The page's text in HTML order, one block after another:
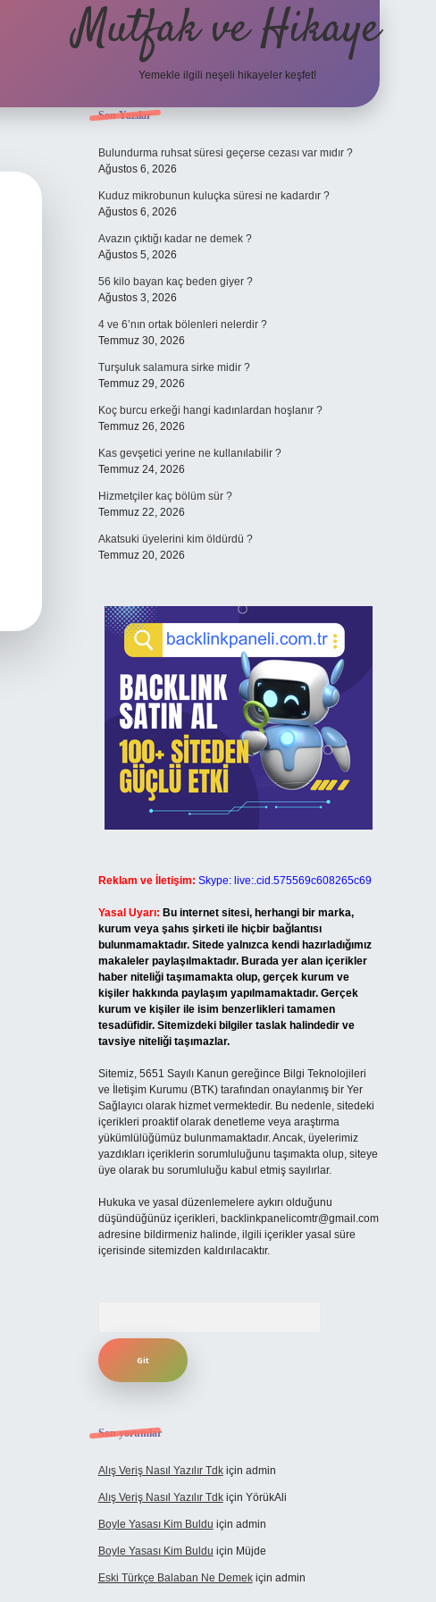
Mutfak ve Hikaye
Yemekle ilgili neşeli hikayeler keşfet!
Sidebar
Son Yazılar
Bulundurma ruhsat süresi geçerse cezası var mıdır ?
Ağustos 6, 2026
Kuduz mikrobunun kuluçka süresi ne kadardır ?
Ağustos 6, 2026
Avazın çıktığı kadar ne demek ?
Ağustos 5, 2026
56 kilo bayan kaç beden giyer ?
Ağustos 3, 2026
4 ve 6’nın ortak bölenleri nelerdir ?
Temmuz 30, 2026
Turşuluk salamura sirke midir ?
Temmuz 29, 2026
Koç burcu erkeği hangi kadınlardan hoşlanır ?
Temmuz 26, 2026
Kas gevşetici yerine ne kullanılabilir ?
Temmuz 24, 2026
Hizmetçiler kaç bölüm sür ?
Temmuz 22, 2026
Akatsuki üyelerini kim öldürdü ?
Temmuz 20, 2026
Reklam ve İletişim: Skype: live:.cid.575569c608265c69
Yasal Uyarı: Bu internet sitesi, herhangi bir marka,
kurum veya şahıs şirketi ile hiçbir bağlantısı
bulunmamaktadır. Sitede yalnızca kendi hazırladığımız
makaleler paylaşılmaktadır. Burada yer alan içerikler
haber niteliği taşımamakta olup, gerçek kurum ve
kişiler hakkında paylaşım yapılmamaktadır. Gerçek
kurum ve kişiler ile isim benzerlikleri tamamen
tesadüfidir. Sitemizdeki bilgiler taslak halindedir ve
tavsiye niteliği taşımazlar.
Sitemiz, 5651 Sayılı Kanun gereğince Bilgi Teknolojileri
ve İletişim Kurumu (BTK) tarafından onaylanmış bir Yer
Sağlayıcı olarak hizmet vermektedir. Bu nedenle, sitedeki
içerikleri proaktif olarak denetleme veya araştırma
yükümlülüğümüz bulunmamaktadır. Ancak, üyelerimiz
yazdıkları içeriklerin sorumluluğunu taşımakta olup, siteye
üye olarak bu sorumluluğu kabul etmiş sayılırlar.
Hukuka ve yasal düzenlemelere aykırı olduğunu
düşündüğünüz içerikleri, backlinkpanelicomtr@gmail.com
adresine bildirmeniz halinde, ilgili içerikler yasal süre
içerisinde sitemizden kaldırılacaktır.
Son yorumlar
Alış Veriş Nasıl Yazılır Tdkiçin admin
Alış Veriş Nasıl Yazılır Tdkiçin YörükAli
Boyle Yasası Kim Buldu için admin
Boyle Yasası Kim Buldu için Müjde
Eski Türkçe Balaban Ne Demekiçin admin